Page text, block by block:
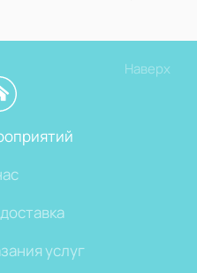
Наверх
услуг